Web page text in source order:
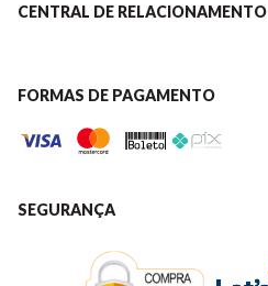
CENTRAL DE RELACIONAMENTO
FORMAS DE PAGAMENTO
SEGURANÇA